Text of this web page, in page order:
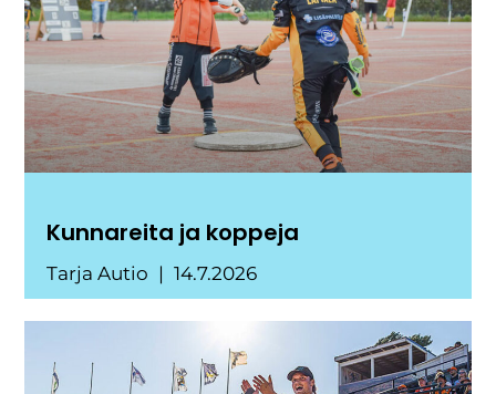
Kunnareita ja koppeja
Tarja Autio 14.7.2026